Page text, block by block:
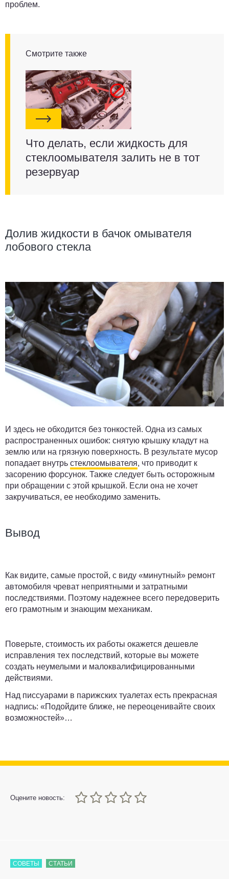
проблем.
Смотрите также
Что делать, если жидкость для
стеклоомывателя залить не в тот
резервуар
Долив жидкости в бачок омывателя
лобового стекла
И здесь не обходится без тонкостей. Одна из самых
распространенных ошибок: снятую крышку кладут на
землю или на грязную поверхность. В результате мусор
попадает внутрь стеклоомывателя, что приводит к
засорению форсунок. Также следует быть осторожным
при обращении с этой крышкой. Если она не хочет
закручиваться, ее необходимо заменить.
Вывод
Как видите, самые простой, с виду «минутный» ремонт
автомобиля чреват неприятными и затратными
последствиями. Поэтому надежнее всего передоверить
его грамотным и знающим механикам.
Поверьте, стоимость их работы окажется дешевле
исправления тех последствий, которые вы можете
создать неумелыми и малоквалифицированными
действиями.
Над писсуарами в парижских туалетах есть прекрасная
надпись: «Подойдите ближе, не переоценивайте своих
возможностей»…
Оцените новость:
0
1 3 4 5
СОВЕТЫ СТАТЬИ